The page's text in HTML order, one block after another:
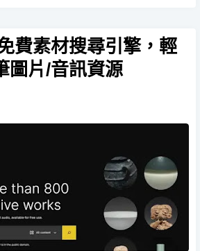
費素材搜尋引擎，輕
圖片/音訊資源